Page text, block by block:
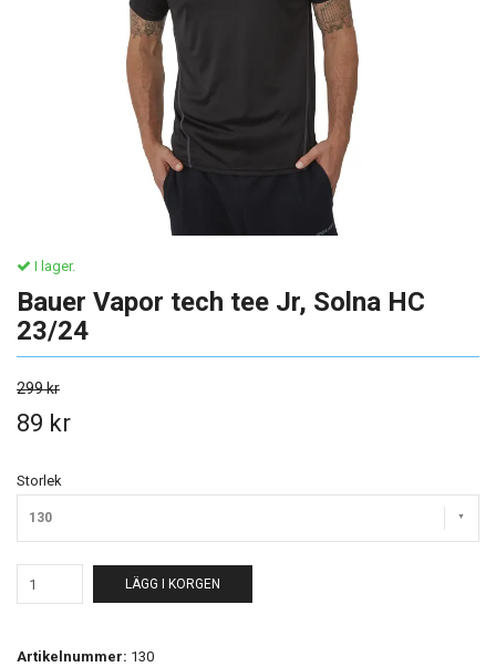
I lager.
Bauer Vapor tech tee Jr, Solna HC
23/24
299 kr
89 kr
Storlek
130
LÄGG I KORGEN
Artikelnummer: 130